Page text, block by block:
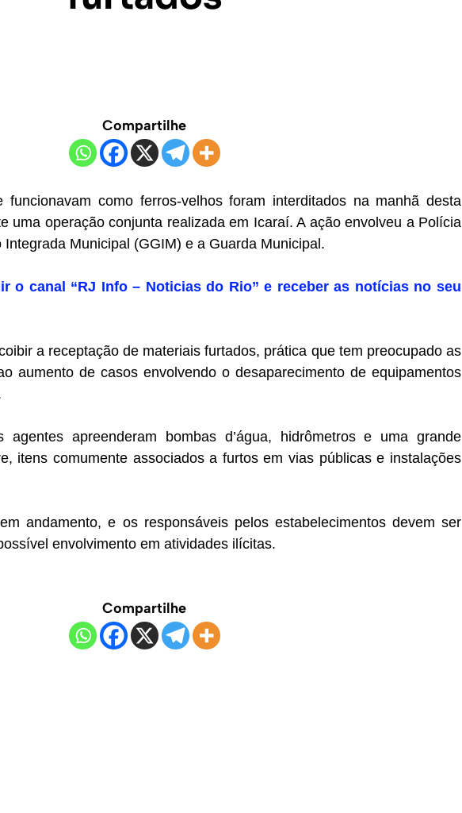
Compartilhe
funcionavam como ferros-velhos foram interditados na manhã desta
uma operação conjunta realizada em Icaraí. A ação envolveu a Polícia
Municipal (GGIM) e a Guarda Municipal.
o canal “RJ Info – Noticias do Rio” e receber as notícias no seu
a receptação de materiais furtados, prática que tem preocupado as
aumento de casos envolvendo o desaparecimento de equipamentos
agentes apreenderam bombas d’água, hidrômetros e uma grande
itens comumente associados a furtos em vias públicas e instalações
andamento, e os responsáveis pelos estabelecimentos devem ser
envolvimento em atividades ilícitas.
Compartilhe